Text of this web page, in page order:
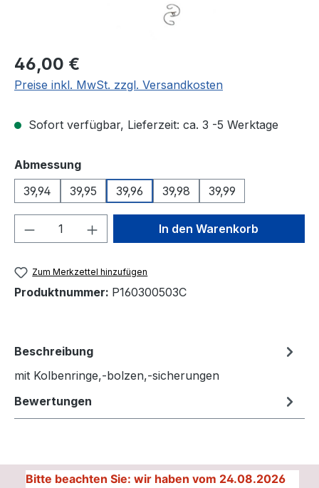
Regulärer Preis:
46,00 €
Preise inkl. MwSt. zzgl. Versandkosten
Sofort verfügbar, Lieferzeit: ca. 3 -5 Werktage
Abmessungauswählen
39,94
39,95 39,96 39,98 39,99
Produkt Anzahl: Gib denIn den Warenkorb
Zum Merkzettel hinzufügen
Produktnummer: P160300503C
Beschreibung
mit Kolbenringe,-bolzen,-sicherungen
Bewertungen
Bitte beachten Sie: wir haben vom 24.08.2026